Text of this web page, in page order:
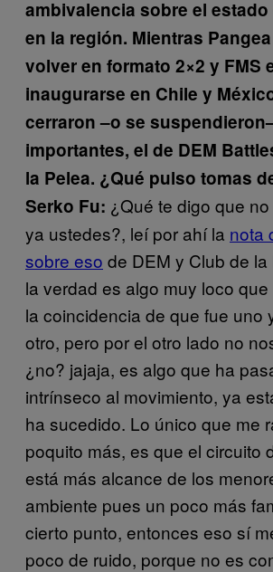
ambivalencia sobre el
en la región. Mientras
volver en formato 2×2 y FMS
inaugurarse en Chile y
cerraron –o se
importantes, el de DEM
la Pelea. ¿Qué pulso tomas
Serko Fu: ¿Qué te digo que
ya ustedes?, leí por ahí la nota
sobre eso de DEM y Club de
la verdad es algo muy loco
la coincidencia de que fue uno
otro, pero por el otro lado no
¿no? jajaja, es algo que ha
intrínseco al movimiento, ya
ha sucedido. Lo único que me
poquito más, es que el circuito
está más alcance de los
ambiente pues un poco más
cierto punto, entonces eso sí
poco de ruido, porque no es